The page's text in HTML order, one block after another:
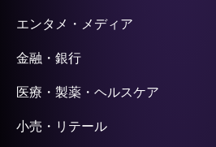
エンタメ・メディア
金融・銀行
医療・製薬・ヘルスケア
小売・リテール